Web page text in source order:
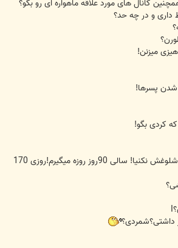
45.چقدر اهل دین هستی؟شلوغش نکنیا! سالی 90روز روزه میگیرم!روزی 170